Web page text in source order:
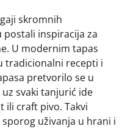
skromnih
postali inspiracija za
U modernim tapas
tradicionalni recepti i
pretvorilo se u
svaki tanjurić ide
ili craft pivo. Takvi
uživanja u hrani i